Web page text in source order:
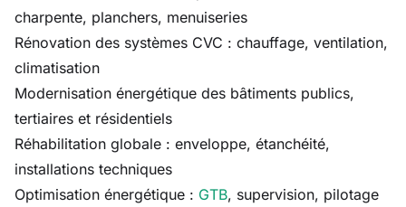
charpente, planchers, menuiseries
Rénovation des systèmes CVC : chauffage, ventilation,
climatisation
Modernisation énergétique des bâtiments publics,
tertiaires et résidentiels
Réhabilitation globale : enveloppe, étanchéité,
installations techniques
Optimisation énergétique : GTB, supervision, pilotage